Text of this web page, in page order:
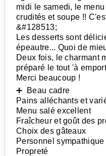
midi le samedi, le
crudités et soupe !!
&#128513;
Les desserts sont
épeautre... Quoi de
Deux fois, le charmant
préparé le tout 'à
Merci beaucoup !
➕ Beau cadre
Pains alléchants et
Menu salé excellent
Fraîcheur et goût des
Choix des gâteaux
Personnel sympathique
Propreté